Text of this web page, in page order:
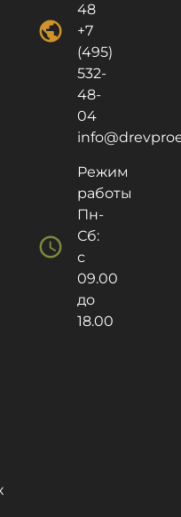
public
48
+7
(495)
532-
48-
04
schedule
Режим
работы
Пн-
Сб:
с
09.00
до
18.00